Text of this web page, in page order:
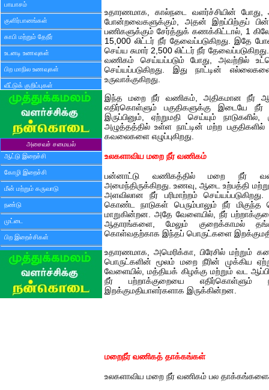
பாயாசம்
குளிர்பானங்கள்
காபி மற்றும் தேநீர்
உடனடி உணவுகள்
பிற மாநில உணவுகள்
வீட்டுக் குறிப்புகள்
அசைவச் சமையல்
ஆட்டு இறைச்சி
கோழி இறைச்சி
மீன் மற்றும் கருவாடு
நண்டு
முட்டை
பிற இறைச்சிகள்
உதாரணமாக, கால்நடை வளர்ச்சியின்
போன்றவைகளுக்கும், அதன் இறப்பிற்குப்
பணிகளுக்கும் சேர்த்துக் கணக்கிட்டால், 1 கிலோ
15,000 லிட்டர் நீர் தேவைப்படுகிறது. இதே
செய்ய சுமார் 2,500 லிட்டர் நீர்
வணிகம் செய்யப்படும் போது, ​​​​அவற்றில்
செய்யப்படுகிறது. இது நாட்டின்
உருவாக்குகிறது.
இந்த மறை நீர் வணிகம், அதிகமான நீர்
எதிர்கொள்ளும் பகுதிகளுக்கு இடையே
இருப்பினும், ஏற்றுமதி செய்யும்
அழுத்தத்தில் உள்ள நாட்டின் மற்ற
கவலைகளை எழுப்புகிறது.
உலகளாவிய மறை நீர் வணிகம்
பன்னாட்டு வணிகத்தில் மறை நீர்
அமைந்திருக்கிறது. உணவு, ஆடை உற்பத்தி
அளவிலான நீர் பரிமாற்றம்
கொண்ட நாடுகள் பெரும்பாலும் நீர்
மாறுகின்றன. அதே வேளையில், நீர்
ஆதாரங்களை, மேலும் குறைக்காமல்
கொள்வதற்காக இந்தப் பொருட்களை
உதாரணமாக, அமெரிக்கா, பிரேசில் மற்றும்
பொருட்களின் மூலம் மறை நீரின் முக்கிய
வேளையில், மத்தியக் கிழக்கு மற்றும் வட
நீர் பற்றாக்குறையை எதிர்கொள்ளும்
இறக்குமதியாளர்களாக இருக்கின்றன.
மறைநீர் வணிகத் தாக்கங்கள்
உலகளாவிய மறை நீர் வணிகம் பல